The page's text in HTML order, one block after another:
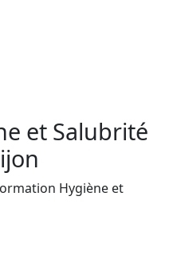
et Salubrité
Hygiène et